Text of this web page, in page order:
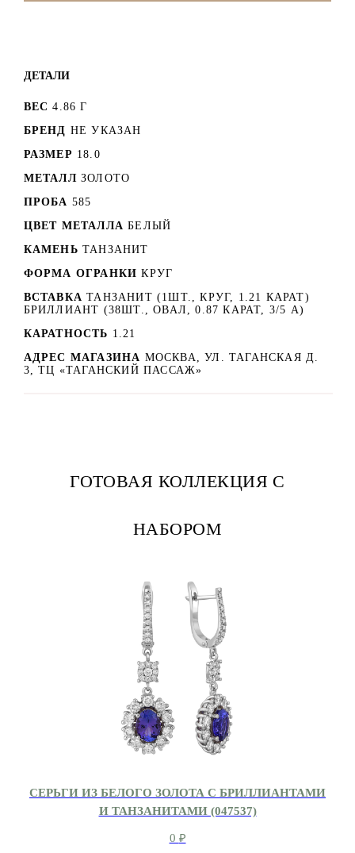
ДЕТАЛИ
ВЕС 4.86 Г
БРЕНД НЕ УКАЗАН
РАЗМЕР 18.0
МЕТАЛЛ ЗОЛОТО
ПРОБА 585
ЦВЕТ МЕТАЛЛА БЕЛЫЙ
КАМЕНЬ ТАНЗАНИТ
ФОРМА ОГРАНКИ КРУГ
ВСТАВКА ТАНЗАНИТ (1ШТ., КРУГ, 1.21 КАРАТ)
БРИЛЛИАНТ (38ШТ., ОВАЛ, 0.87 КАРАТ, 3/5 А)
КАРАТНОСТЬ 1.21
АДРЕС МАГАЗИНА МОСКВА, УЛ. ТАГАНСКАЯ Д.
3, ТЦ «ТАГАНСКИЙ ПАССАЖ»
ГОТОВАЯ КОЛЛЕКЦИЯ С
НАБОРОМ
СЕРЬГИ ИЗ БЕЛОГО ЗОЛОТА С БРИЛЛИАНТАМИ
И ТАНЗАНИТАМИ (047537)
0 ₽